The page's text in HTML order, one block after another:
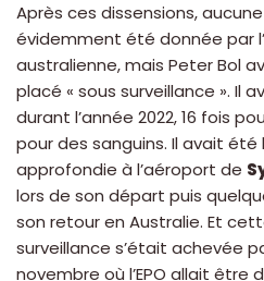
Après ces dissensions,
évidemment été donnée par
australienne, mais Peter Bol
placé « sous surveillance ». Il
durant l’année 2022, 16 fois
pour des sanguins. Il avait été
approfondie à l’aéroport de
lors de son départ puis
son retour en Australie. Et
surveillance s’était achevée
novembre où l’EPO allait être